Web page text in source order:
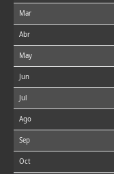
Mar
Abr
May
Jun
Jul
Ago
Sep
Oct